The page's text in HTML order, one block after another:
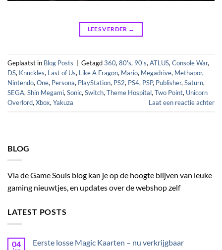
LEES VERDER →
Geplaatst in Blog Posts Getagd360, 80's, 90's, ATLUS, Console War,
DS, Knuckles, Last of Us, Like A Fragon, Mario, Megadrive, Methapor,
Nintendo, One, Persona, PlayStation, PS2, PS4, PSP, Publisher, Saturn,
SEGA, Shin Megami, Sonic, Switch, Theme Hospital, Two Point, Unicorn
Overlord, Xbox, Yakuza Laat een reactie achter
BLOG
Via de Game Souls blog kan je op de hoogte blijven van leuke
gaming nieuwtjes, en updates over de webshop zelf
LATEST POSTS
04 Eerste losse Magic Kaarten – nu verkrijgbaar